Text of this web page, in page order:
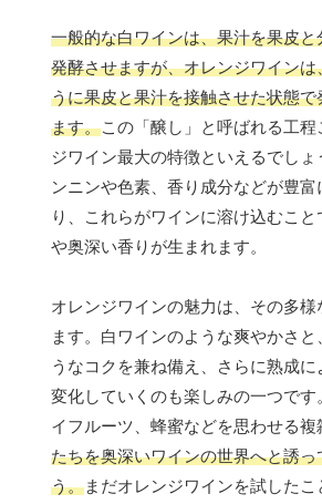
一般的な白ワインは、果汁を果皮
発酵させますが、オレンジワイン
うに果皮と果汁を接触させた状態
ます。この「醸し」と呼ばれる工
ジワイン最大の特徴といえるでしょ
ンニンや色素、香り成分などが豊富
り、これらがワインに溶け込むこ
や奥深い香りが生まれます。
オレンジワインの魅力は、その多様
ます。白ワインのような爽やかさと
うなコクを兼ね備え、さらに熟成
変化していくのも楽しみの一つです
イフルーツ、蜂蜜などを思わせる複
たちを奥深いワインの世界へと誘
う。まだオレンジワインを試したこ